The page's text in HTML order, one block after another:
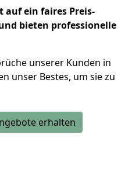
auf ein faires Preis-
bieten professionelle
unserer Kunden in
unser Bestes, um sie zu
erhalten